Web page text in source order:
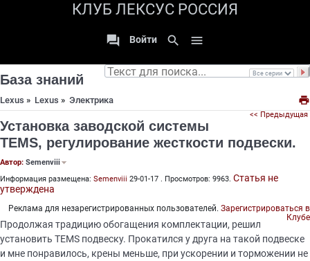
КЛУБ ЛЕКСУС РОССИЯ
 Войти search 
База знаний

Lexus » Lexus » Электрика
<< Предыдущая
Установка заводской системы
TEMS, регулирование жесткости подвески.
Автор: Semenviii
Информация размещена: Semenviii 29-01-17 . Просмотров: 9963. Статья не
утверждена
Реклама для незарегистрированных пользователей. Зарегистрироваться в
Клубе
Продолжая традицию обогащения комплектации, решил
установить TEMS подвеску. Прокатился у друга на такой подвеске
и мне понравилось, крены меньше, при ускорении и торможении не